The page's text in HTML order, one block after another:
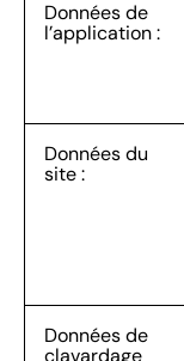
Données de
l’application :
Données du
site :
Données de
clavardage